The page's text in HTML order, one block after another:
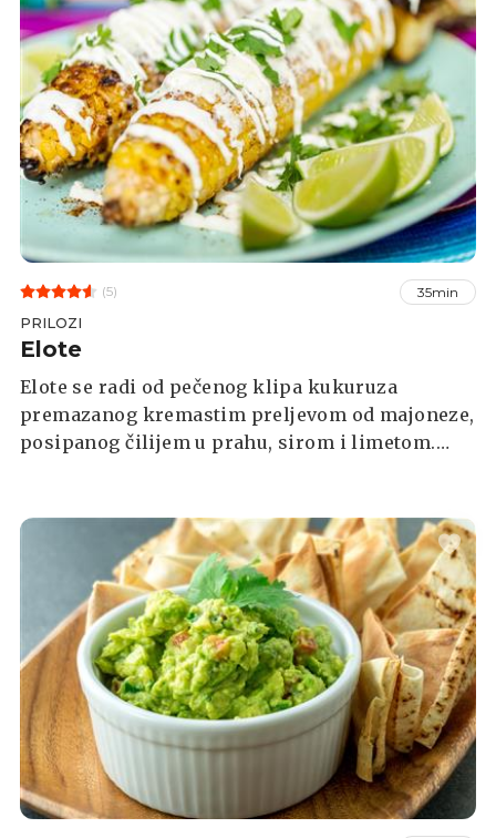
(5) 35min
PRILOZI
Elote
Elote se radi od pečenog klipa kukuruza
premazanog kremastim preljevom od majoneze,
posipanog čilijem u prahu, sirom i limetom.
samostalni snack.